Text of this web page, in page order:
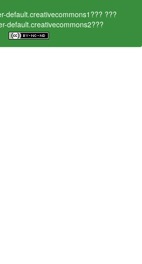
default.creativecommons1??? ???
default.creativecommons2???